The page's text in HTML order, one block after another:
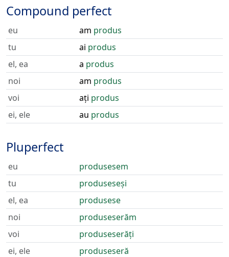
Compound perfect
eu am produs
tu
ai produs
el, ea
a produs
noi
am produs
voi
ați produs
ei, ele
au produs
Pluperfect
eu
produsesem
tu
produseseși
el, ea
produsese
noi
produseserăm
voi
produseserăți
ei, ele
produseseră